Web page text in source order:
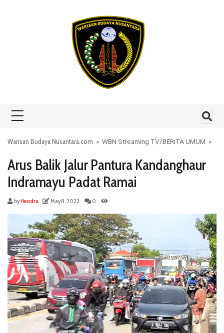
Warisan Budaya Nusantara.com » WBN Streaming TV/BERITA UMUM »
Arus Balik Jalur Pantura Kandanghaur
Indramayu Padat Ramai
byHendra May 8, 2022 0